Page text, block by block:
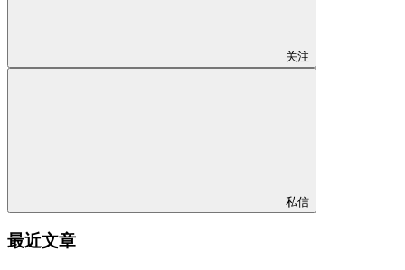
关注
私信
最近文章